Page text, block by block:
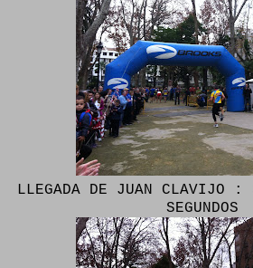
LLEGADA DE JUAN CLAVIJO
SEGUNDOS